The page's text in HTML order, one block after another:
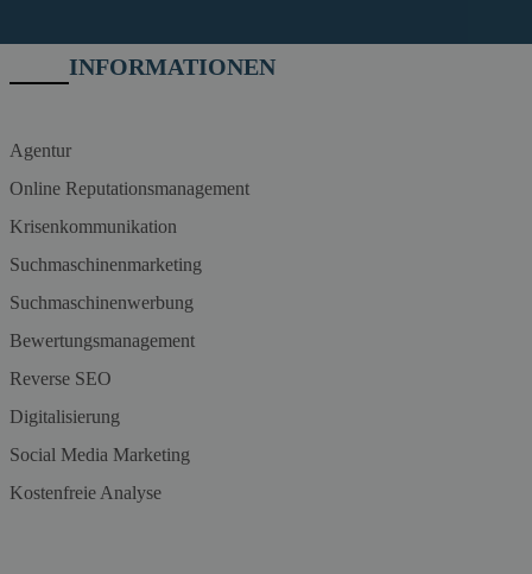
INFORMATIONEN
Agentur
Online Reputationsmanagement
Krisenkommunikation
Suchmaschinenmarketing
Suchmaschinenwerbung
Bewertungsmanagement
Reverse SEO
Digitalisierung
Social Media Marketing
Kostenfreie Analyse